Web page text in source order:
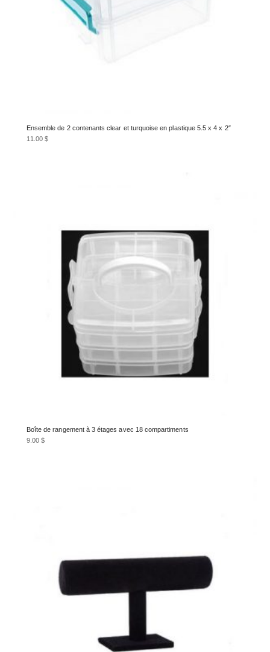
Ensemble de 2 contenants clear et turquoise en plastique 5.5 x 4 x 2″
11.00$
Boîte de rangement à 3 étages avec 18 compartiments
9.00$